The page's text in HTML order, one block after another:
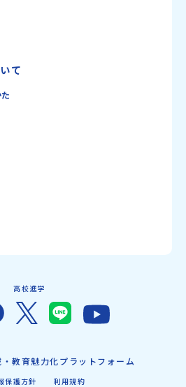
て
高校進学
教育魅力化プラットフォーム
保護方針 利用規約